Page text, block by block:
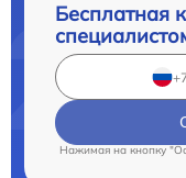
Бесплатная
Нажимая на кнопку